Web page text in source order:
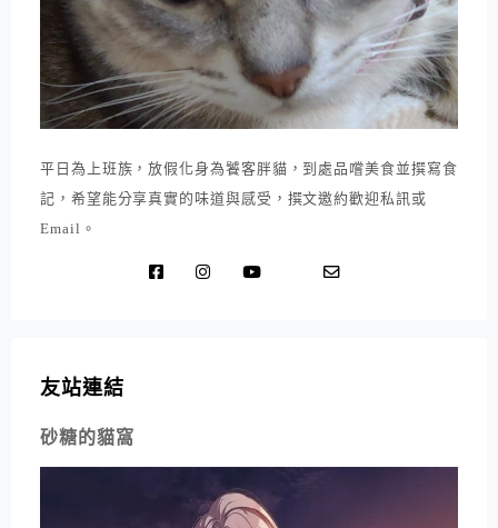
平日為上班族，放假化身為饕客胖貓，到處品嚐美食並撰寫食
記，希望能分享真實的味道與感受，撰文邀約歡迎私訊或
Email。
友站連結
砂糖的貓窩